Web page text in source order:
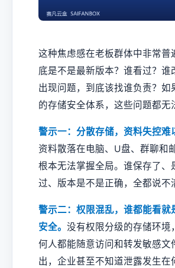
这种焦虑感在老板群体中非常普
底是不是最新版本？谁看过？谁
出现问题，到底该找谁负责？如
的存储安全体系，这些问题都无
警示一：分散存储，资料失控难
资料散落在电脑、U盘、群聊和
根本无法掌握全局。谁保存了、
过、版本是不是正确，全都说不
警示二：权限混乱，谁都能看就
安全。 没有权限分级的存储环境
何人都能随意访问和转发敏感文
出，企业甚至不知道泄露发生在